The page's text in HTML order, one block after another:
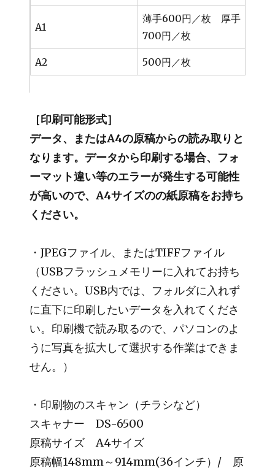
A1
薄手600円／枚 厚手
700円／枚
A2 500円／枚
［印刷可能形式］
データ、またはA4の原稿からの読み取りと
なります。データから印刷する場合、フォ
ーマット違い等のエラーが発生する可能性
が高いので、A4サイズのの紙原稿をお持ち
ください。
・JPEGファイル、またはTIFFファイル
（USBフラッシュメモリーに入れてお持ち
ください。USB内では、フォルダに入れず
に直下に印刷したいデータを入れてくださ
い。印刷機で読み取るので、パソコンのよ
うに写真を拡大して選択する作業はできま
せん。）
・印刷物のスキャン（チラシなど）
スキャナー DS-6500
原稿サイズ A4サイズ
原稿幅148mm～914mm(36インチ）/ 原